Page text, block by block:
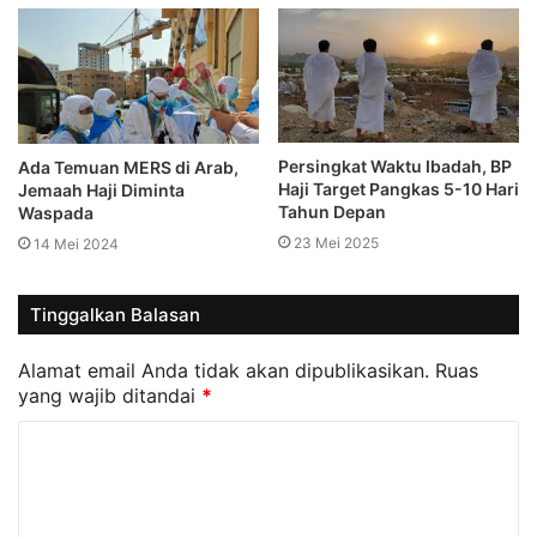
Ada Temuan MERS di Arab,
Jemaah Haji Diminta
Waspada
14 Mei 2024
Persingkat Waktu Ibadah, BP
Haji Target Pangkas 5-10 Hari
Tahun Depan
23 Mei 2025
Tinggalkan Balasan
Alamat email Anda tidak akan dipublikasikan. Ruas
yang wajib ditandai *